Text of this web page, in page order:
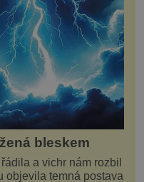
bleskem
a vichr nám rozbil
objevila temná postava